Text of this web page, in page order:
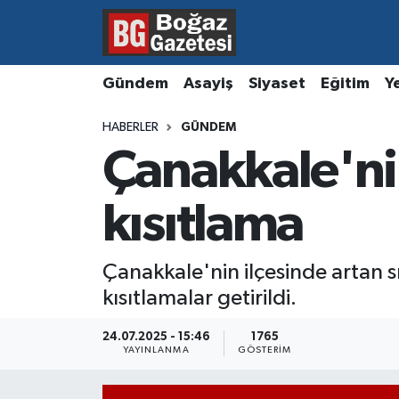
Gündem Asayiş Siyaset Eğitim
HABERLER GÜNDEM
kısıtlama
Çanakkale'nin ilçesinde artan
kısıtlamalar getirildi.
24.07.2025 - 15:46
YAYINLANMA
1765
GÖSTERIM
Asayiş
Ekonomi
Gündem
Magazin
Resmi İlanlar
Hava Durumu
Süper Lig Puan Durumu ve Fikstür
Tüm Manşetler
Haber Arşivi